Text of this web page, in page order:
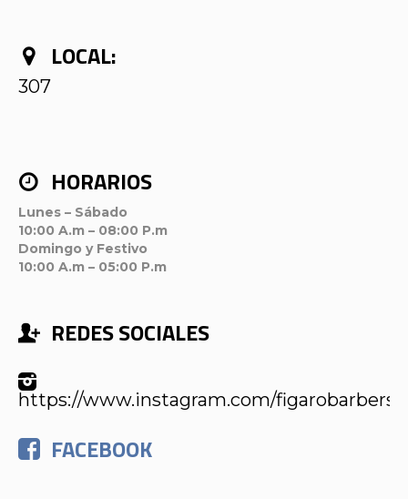
LOCAL:
307
HORARIOS
Lunes – Sábado
10:00 A.m – 08:00 P.m
Domingo y Festivo
10:00 A.m – 05:00 P.m
REDES SOCIALES
https://www.instagram.com/
FACEBOOK